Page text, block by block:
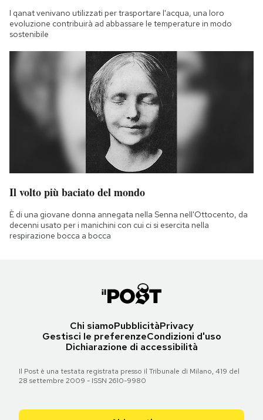
I qanat venivano utilizzati per trasportare l'acqua, una loro
evoluzione contribuirà ad abbassare le temperature in modo
sostenibile
Il volto più baciato del mondo
È di una giovane donna annegata nella Senna nell'Ottocento, da
decenni usato per i manichini con cui ci si esercita nella
respirazione bocca a bocca
Chi siamoPubblicitàPrivacy
Gestisci le preferenzeCondizioni d'uso
Dichiarazione di accessibilità
Il Post è una testata registrata presso il Tribunale di Milano, 419 del
28 settembre 2009 - ISSN 2610-9980